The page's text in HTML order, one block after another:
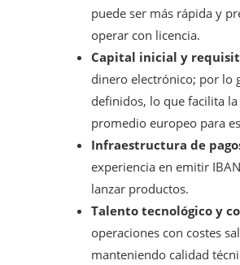
puede ser más rápida y
operar con licencia.
Capital inicial y
dinero electrónico; por lo
definidos, lo que facilita
promedio europeo para
Infraestructura de
experiencia en emitir
lanzar productos.
Talento tecnológico y
operaciones con costes
manteniendo calidad